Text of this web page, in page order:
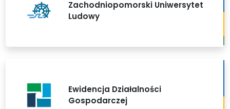
Zachodniopomorski Uniwersytet
Ludowy
Ewidencja Działalności
Gospodarczej